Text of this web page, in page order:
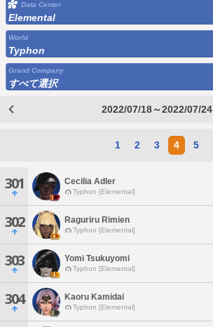
Data Center
Elemental
World
Typhon
Grand Company
すべて選択
2022/07/18～2022/07/24
1 2 3 4 5
301 Cecilia Adler
Typhon [Elemental]
302 Raguriru Rimien
Typhon [Elemental]
303 Yomi Tsukuyomi
Typhon [Elemental]
304 Kaoru Kamidai
Typhon [Elemental]